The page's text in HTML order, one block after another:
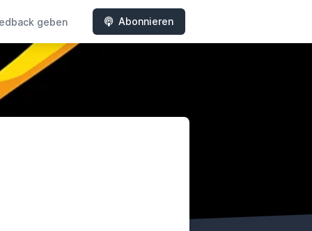
geben Abonnieren